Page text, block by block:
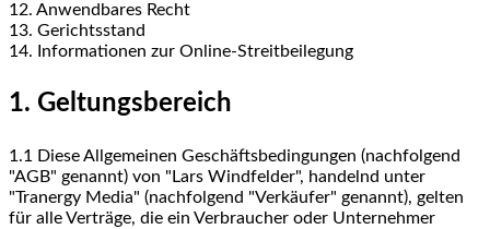
12. Anwendbares Recht
13. Gerichtsstand
14. Informationen zur Online-Streitbeilegung
1. Geltungsbereich
1.1 Diese Allgemeinen Geschäftsbedingungen (nachfolgend
"AGB" genannt) von "Lars Windfelder", handelnd unter
"Tranergy Media" (nachfolgend "Verkäufer" genannt), gelten
für alle Verträge, die ein Verbraucher oder Unternehmer